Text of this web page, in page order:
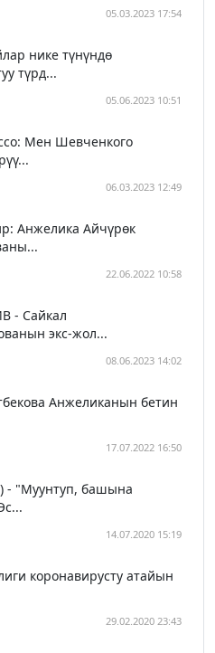
05.03.2023 17:54
нике түнүндө
түрд...
05.06.2023 10:51
Мен Шевченкого
06.03.2023 12:49
Анжелика Айчүрөк
22.06.2022 10:58
- Сайкал
экс-жол...
08.06.2023 14:02
Анжеликанын бетин
17.07.2022 16:50
- "Муунтуп, башына
14.07.2020 15:19
коронавирусту атайын
29.02.2020 23:43